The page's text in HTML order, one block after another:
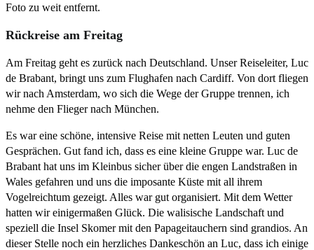
Foto zu weit entfernt.
Rückreise am Freitag
Am Freitag geht es zurück nach Deutschland. Unser Reiseleiter, Luc
de Brabant, bringt uns zum Flughafen nach Cardiff. Von dort fliegen
wir nach Amsterdam, wo sich die Wege der Gruppe trennen, ich
nehme den Flieger nach München.
Es war eine schöne, intensive Reise mit netten Leuten und guten
Gesprächen. Gut fand ich, dass es eine kleine Gruppe war. Luc de
Brabant hat uns im Kleinbus sicher über die engen Landstraßen in
Wales gefahren und uns die imposante Küste mit all ihrem
Vogelreichtum gezeigt. Alles war gut organisiert. Mit dem Wetter
hatten wir einigermaßen Glück. Die walisische Landschaft und
speziell die Insel Skomer mit den Papageitauchern sind grandios. An
dieser Stelle noch ein herzliches Dankeschön an Luc, dass ich einige